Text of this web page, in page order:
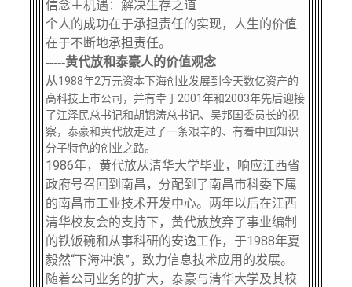
信念＋机遇：解决生存之道
个人的成功在于承担责任的实现，人生的价值
在于不断地承担责任。
-----黄代放和泰豪人的价值观念
从1988年2万元资本下海创业发展到今天数亿资产的
高科技上市公司，并有幸于2001年和2003年先后迎接
了江泽民总书记和胡锦涛总书记、吴邦国委员长的视
察，泰豪和黄代放走过了一条艰辛的、有着中国知识
分子特色的创业之路。
1986年，黄代放从清华大学毕业，响应江西省
政府号召回到南昌，分配到了南昌市科委下属
的南昌市工业技术开发中心。两年以后在江西
清华校友会的支持下，黄代放放弃了事业编制
的铁饭碗和从事科研的安逸工作，于1988年夏
毅然“下海冲浪”，致力信息技术应用的发展。
随着公司业务的扩大，泰豪与清华大学及其校